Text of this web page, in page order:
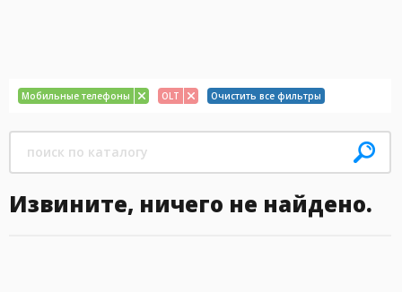
Мобильные телефоны OLT Очистить все фильтры
Извините, ничего не найдено.